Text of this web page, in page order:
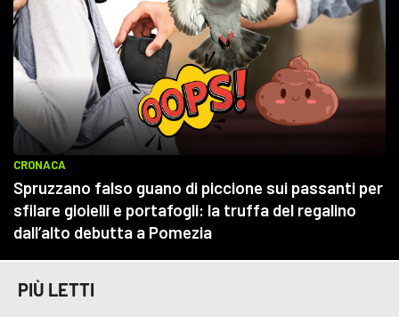
PIÙ LETTI